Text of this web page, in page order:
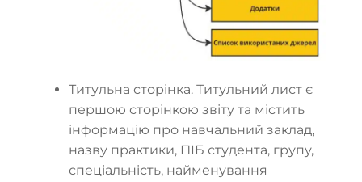
Титульна сторінка. Титульний лист є
першою сторінкою звіту та містить
інформацію про навчальний заклад,
назву практики, ПІБ студента, групу,
спеціальність, найменування